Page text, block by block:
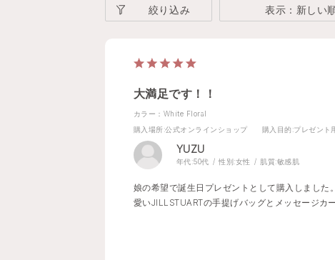
絞り込み 表示：新しい
大満足です！！
カラー：White Floral
購入場所:公式オンラインショップ 購入目的 :プレゼント
YUZU
年代:50代 性別:女性 肌質:敏感肌
娘の希望で誕生日プレゼントとして購入しまし
愛いJILLSTUARTの手提げバッグとメッセージカ